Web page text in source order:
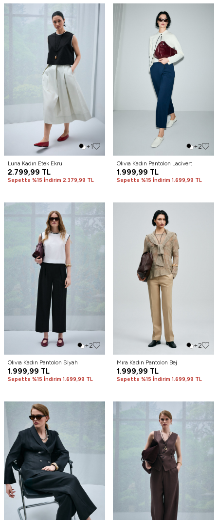
+1
Luna Kadın Etek Ekru
2.799,99 TL
Sepette %15 İndirim 2.379,99 TL
+2
Olıvıa Kadın Pantolon Lacivert
1.999,99 TL
Sepette %15 İndirim 1.699,99 TL
+2
Olıvıa Kadın Pantolon Siyah
1.999,99 TL
Sepette %15 İndirim 1.699,99 TL
+2
Mıra Kadın Pantolon Bej
1.999,99 TL
Sepette %15 İndirim 1.699,99 TL